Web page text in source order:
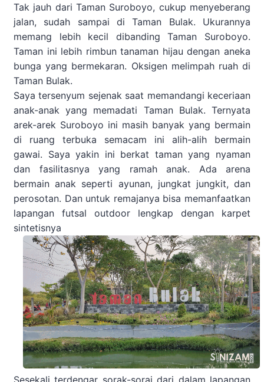
Tak jauh dari Taman Suroboyo, cukup menyeberang
jalan, sudah sampai di Taman Bulak. Ukurannya
memang lebih kecil dibanding Taman Suroboyo.
Taman ini lebih rimbun tanaman hijau dengan aneka
bunga yang bermekaran. Oksigen melimpah ruah di
Taman Bulak.
Saya tersenyum sejenak saat memandangi keceriaan
anak-anak yang memadati Taman Bulak. Ternyata
arek-arek Suroboyo ini masih banyak yang bermain
di ruang terbuka semacam ini alih-alih bermain
gawai. Saya yakin ini berkat taman yang nyaman
dan fasilitasnya yang ramah anak. Ada arena
bermain anak seperti ayunan, jungkat jungkit, dan
perosotan. Dan untuk remajanya bisa memanfaatkan
lapangan futsal outdoor lengkap dengan karpet
sintetisnya